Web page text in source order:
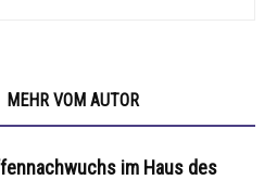
MEHR VOM AUTOR
im Haus des